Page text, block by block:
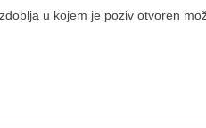
u kojem je poziv otvoren